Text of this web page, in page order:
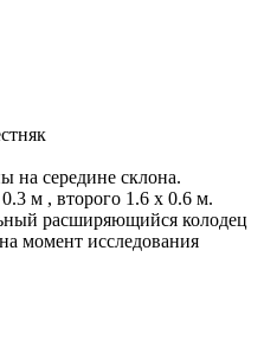
на середине склона.
м , второго 1.6 х 0.6 м.
расширяющийся колодец
момент исследования